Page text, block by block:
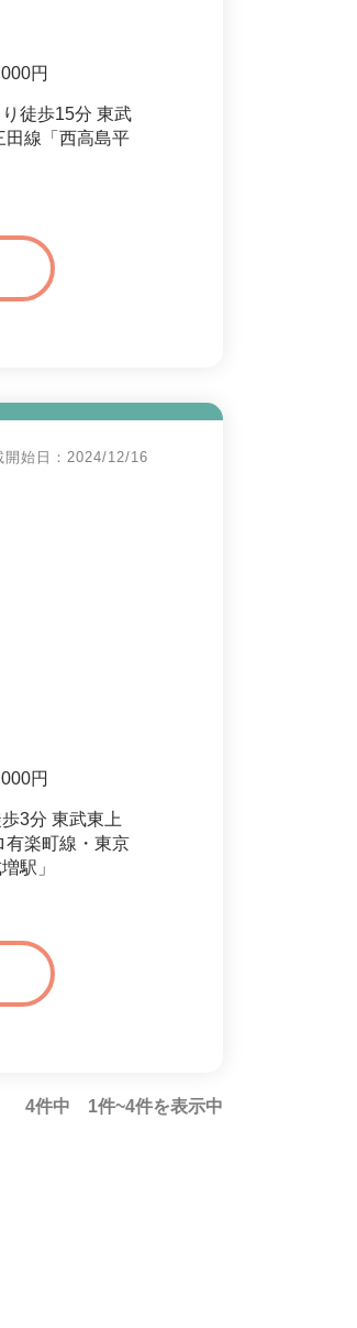
円
徒歩15分 東武
田線「西高島平
開始日：2024/12/16
円
3分 東武東上
有楽町線・東京
駅」
4件中 1件~4件を表示中